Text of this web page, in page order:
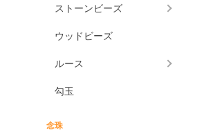
ストーンビーズ
ウッドビーズ
ルース
勾玉
念珠